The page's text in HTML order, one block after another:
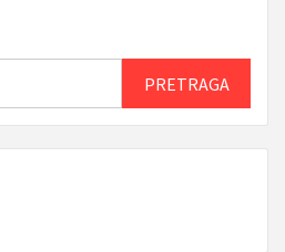
PRETRAGA